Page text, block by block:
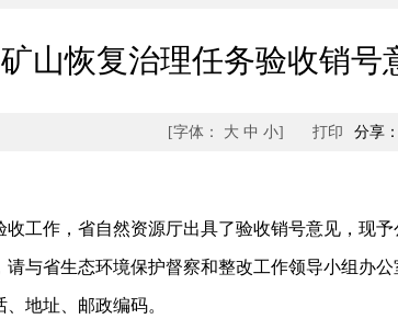
山恢复治理任务验收销号
分享：
[字体： 大 中 小] 打印
作，省自然资源厅出具了验收销号意见，现予
省生态环境保护督察和整改工作领导小组办公
地址、邮政编码。